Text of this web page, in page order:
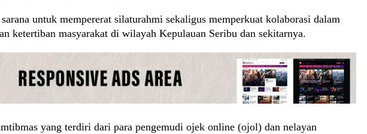
untuk mempererat silaturahmi sekaligus memperkuat kolaborasi dalam
ketertiban masyarakat di wilayah Kepulauan Seribu dan sekitarnya.
yang terdiri dari para pengemudi ojek online (ojol) dan nelayan